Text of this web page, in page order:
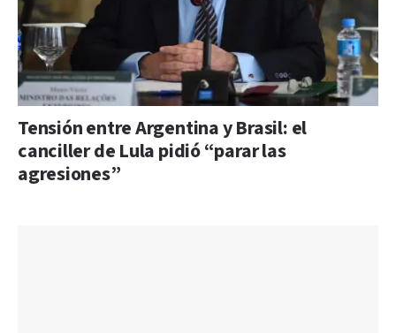
Tensión entre Argentina y Brasil: el
canciller de Lula pidió “parar las
agresiones”